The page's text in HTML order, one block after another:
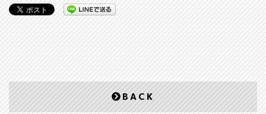
BACK